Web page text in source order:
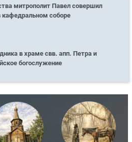
митрополит Павел совершил
соборе
в храме свв. апп. Петра и
богослужение